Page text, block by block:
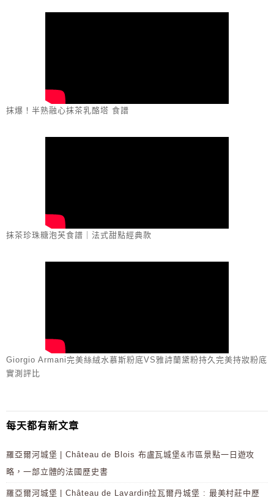
抹爆！半熟融心抹茶乳酪塔 食譜
抹茶珍珠糖泡芙食譜｜法式甜點經典款
Giorgio Armani完美絲絨水慕斯粉底VS雅詩蘭黛粉持久完美持妝粉底
實測評比
每天都有新文章
羅亞爾河城堡 | Château de Blois 布盧瓦城堡&市區景點一日遊攻
略，一部立體的法國歷史書
羅亞爾河城堡 | Château de Lavardin拉瓦爾丹城堡 : 最美村莊中歷